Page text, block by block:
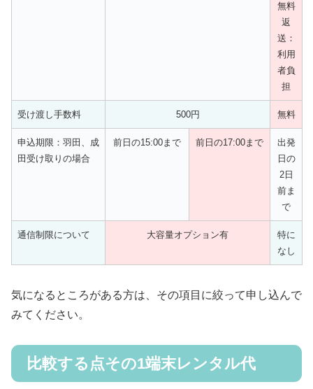
無料
返
送：
利用
者負
担
受け渡し手数料 500円 無料
申込期限：羽田、成
田受け取りの場合
前日の15:00まで 前日の17:00まで
出発
日の
2日
前ま
で
通信制限について 大容量オプション有
特に
なし
気になるところがある方は、その項目に絞って申し込んで
みてください。
比較する点その1端末レンタル代